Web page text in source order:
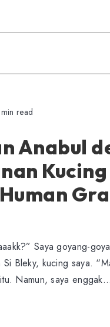
read
Anabul
Saya goyang-
Bleky, kucing saya.
Namun, saya enggak…